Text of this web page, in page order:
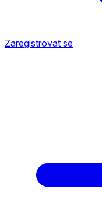
Zaregistrovat se